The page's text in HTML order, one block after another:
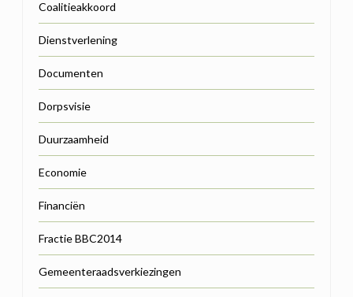
Coalitieakkoord
Dienstverlening
Documenten
Dorpsvisie
Duurzaamheid
Economie
Financiën
Fractie BBC2014
Gemeenteraadsverkiezingen